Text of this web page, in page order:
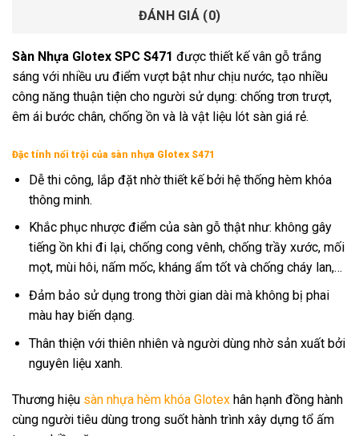
ĐÁNH GIÁ (0)
Sàn Nhựa Glotex SPC S471 được thiết kế vân gỗ trắng
sáng với nhiều ưu điểm vượt bật như chịu nước, tạo nhiều
công năng thuận tiện cho người sử dụng: chống trơn trượt,
êm ái bước chân, chống ồn và là vật liệu lót sàn giá rẻ.
Đặc tính nổi trội của sàn nhựa Glotex S471
Dễ thi công, lắp đặt nhờ thiết kế bởi hệ thống hèm khóa
thông minh.
Khắc phục nhược điểm của sàn gỗ thật như: không gây
tiếng ồn khi đi lại, chống cong vênh, chống trầy xước, mối
mọt, mùi hôi, nấm mốc, kháng ẩm tốt và chống cháy lan,…
Đảm bảo sử dụng trong thời gian dài mà không bị phai
màu hay biến dạng.
Thân thiện với thiên nhiên và người dùng nhờ sản xuất bởi
nguyên liệu xanh.
Thương hiệu sàn nhựa hèm khóa Glotex hân hạnh đồng hành
cùng người tiêu dùng trong suốt hành trình xây dựng tổ ấm